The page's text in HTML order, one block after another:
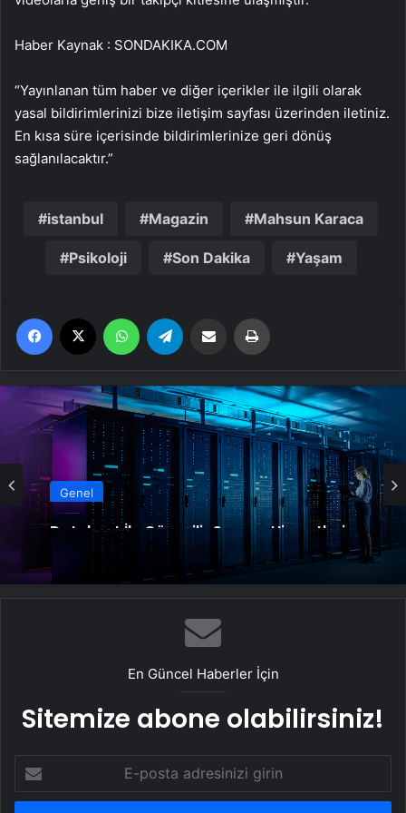
Haber Kaynak : SONDAKIKA.COM
“Yayınlanan tüm haber ve diğer içerikler ile ilgili olarak
yasal bildirimlerinizi bize iletişim sayfası üzerinden iletiniz.
En kısa süre içerisinde bildirimlerinize geri dönüş
sağlanılacaktır.”
istanbul Magazin Mahsun Karaca
Psikoloji Son Dakika Yaşam
Facebook WhatsApp Email'den paylaş
Genel
Datahost İle Güvenilir Sunucu Hizmetleri
En Güncel Haberler İçin
Sitemize abone olabilirsiniz!
posta
adresinizi